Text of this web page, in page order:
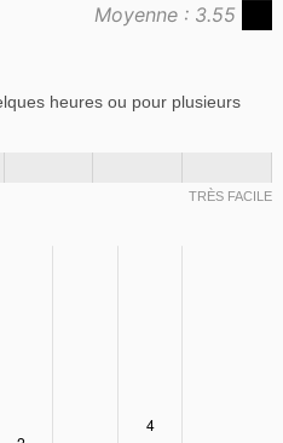
Moyenne : 3.55
heures ou pour plusieurs
TRÈS FACILE